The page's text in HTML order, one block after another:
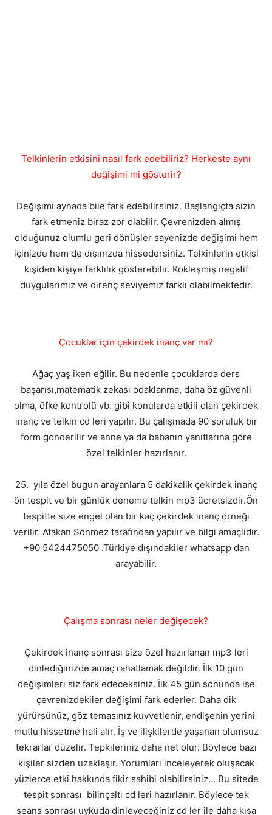
Telkinlerin etkisini nasıl fark edebiliriz? Herkeste aynı
değişimi mi gösterir?
Değişimi aynada bile fark edebilirsiniz. Başlangıçta sizin
fark etmeniz biraz zor olabilir. Çevrenizden almış
olduğunuz olumlu geri dönüşler sayenizde değişimi hem
içinizde hem de dışınızda hissedersiniz. Telkinlerin etkisi
kişiden kişiye farklılık gösterebilir. Kökleşmiş negatif
duygularımız ve direnç seviyemiz farklı olabilmektedir.
Çocuklar için çekirdek inanç var mı?
Ağaç yaş iken eğilir. Bu nedenle çocuklarda ders
başarısı,matematik zekası odaklanma, daha öz güvenli
olma, öfke kontrolü vb. gibi konularda etkili olan çekirdek
inanç ve telkin cd leri yapılır. Bu çalışmada 90 soruluk bir
form gönderilir ve anne ya da babanın yanıtlarına göre
özel telkinler hazırlanır.
25. yıla özel bugun arayanlara 5 dakikalik çekirdek inanç
ön tespit ve bir günlük deneme telkin mp3 ücretsizdir.Ön
tespitte size engel olan bir kaç çekirdek inanç örneği
verilir. Atakan Sönmez tarafından yapılır ve bilgi amaçlıdır.
+90 5424475050 .Türkiye dışındakiler whatsapp dan
arayabilir.
Çalışma sonrası neler değişecek?
Çekirdek inanç sonrası size özel hazırlanan mp3 leri
dinlediğinizde amaç rahatlamak değildir. İlk 10 gün
değişimleri siz fark edeceksiniz. İlk 45 gün sonunda ise
çevrenizdekiler değişimi fark ederler. Daha dik
yürürsünüz, göz temasınız kuvvetlenir, endişenin yerini
mutlu hissetme hali alır. İş ve ilişkilerde yaşanan olumsuz
tekrarlar düzelir. Tepkileriniz daha net olur. Böylece bazı
kişiler sizden uzaklaşır. Yorumları inceleyerek oluşacak
yüzlerce etki hakkında fikir sahibi olabilirsiniz... Bu sitede
tespit sonrası bilinçaltı cd leri hazırlanır. Böylece tek
seans sonrası uykuda dinleyeceğiniz cd ler ile daha kısa